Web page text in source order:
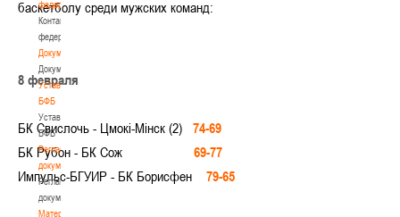
федерации
Контакты
федерации
Документы
Документы
Устав
БФБ
Устав
БФБ
Регламентирующие
документы
Регламентирующие
документы
Материалы
баскетболу среди мужских команд:
8 февраля
БК Свислочь - Цмокi-Мiнск (2)
74-69
БК Рубон - БК Сож
69-77
Импульс-БГУИР - БК Борисфен 79-65